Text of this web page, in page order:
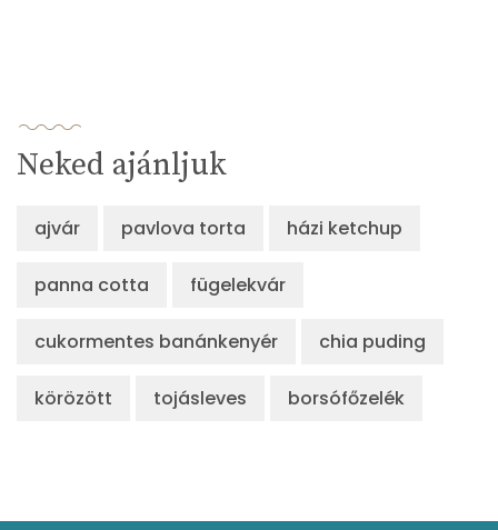
Neked ajánljuk
ajvár pavlova torta házi ketchup
panna cotta fügelekvár
cukormentes banánkenyér chia puding
körözött tojásleves borsófőzelék